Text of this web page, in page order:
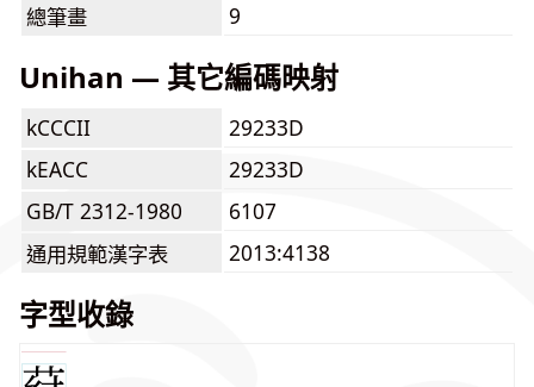
總筆畫
9
Unihan — 其它編碼映射
kCCCII
29233D
kEACC
29233D
GB/T 2312-1980
6107
通用規範漢字表
2013:4138
字型收錄